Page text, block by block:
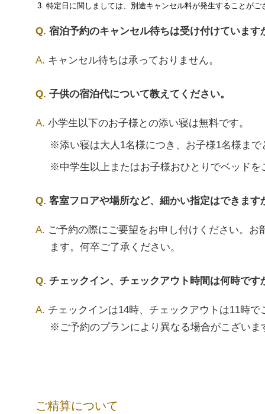
特定日に関しましては、別途キャンセル料が発生することがご
宿泊予約のキャンセル待ちは受け付けています
キャンセル待ちは承っておりません。
子供の宿泊代について教えてください。
小学生以下のお子様との添い寝は無料です。
※添い寝は大人1名様につき、お子様1名様ま
※中学生以上またはお子様おひとりでベッド
客室フロアや場所など、細かい指定はできます
ご予約の際にご要望をお申し付けください。
ます。何卒ご了承ください。
チェックイン、チェックアウト時間は何時です
チェックインは14時、チェックアウトは11時で
※ご予約のプランにより異なる場合がこざい
ご精算について